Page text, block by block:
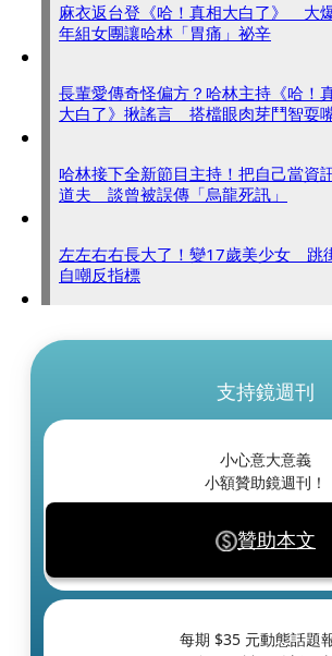
麻衣返台登《哈！真相大白了》 大
年組女團讓哈林「胃痛」祕辛
長輩愛傳奇怪偏方？哈林主持《哈！
大白了》揪謠言 搭檔眼肉芽鬥智耍
哈林接下全新節目主持！把自己當資
道夫 談曾被誤傳「烏龍死訊」
左左右右長大了！變17歲美少女 跳
自嘲反指標
支持鏡週刊
小心意大意義
小額贊助鏡週刊！
贊助本文
每期 $35 元動態話題